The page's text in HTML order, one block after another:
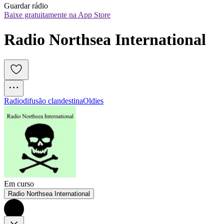
Guardar rádio
Baixe gratuitamente na App Store
Radio Northsea International
Radiodifusão clandestinaOldies
Em curso
Radio Northsea International